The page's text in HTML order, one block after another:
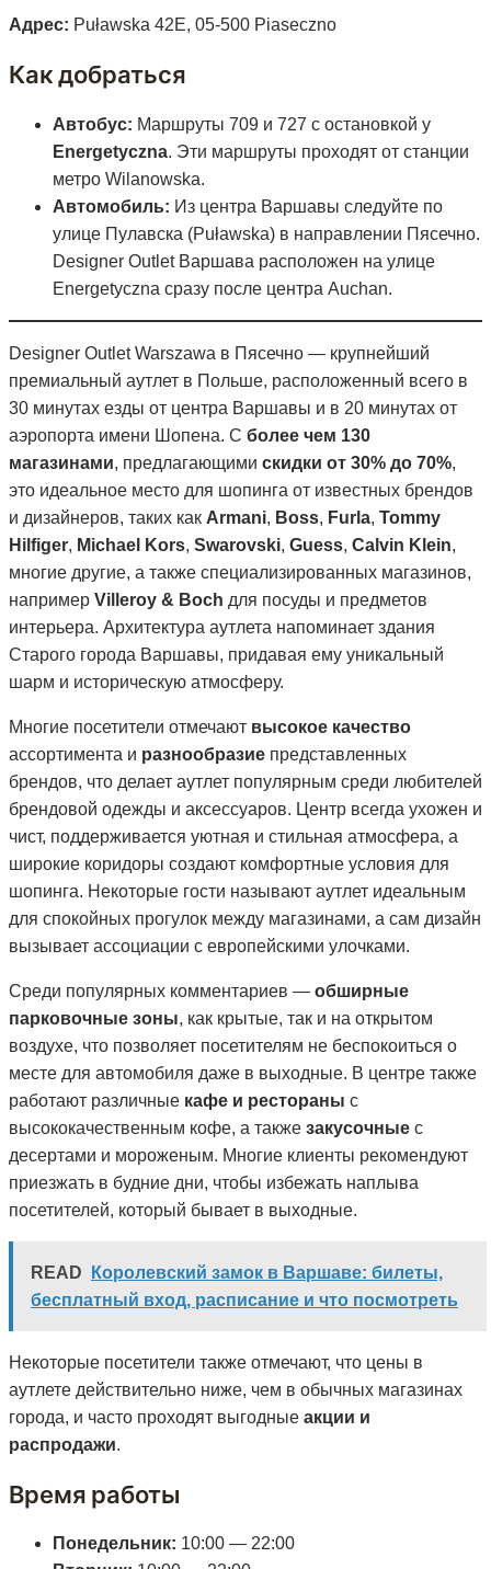
Адрес: Puławska 42E, 05-500 Piaseczno
Как добраться
Автобус: Маршруты 709 и 727 с остановкой у
Energetyczna. Эти маршруты проходят от станции
метро Wilanowska.
Автомобиль: Из центра Варшавы следуйте по
улице Пулавска (Puławska) в направлении Пясечно.
Designer Outlet Варшава расположен на улице
Energetyczna сразу после центра Auchan.
Designer Outlet Warszawa в Пясечно — крупнейший
премиальный аутлет в Польше, расположенный всего в
30 минутах езды от центра Варшавы и в 20 минутах от
аэропорта имени Шопена. С более чем 130
магазинами, предлагающими скидки от 30% до 70%,
это идеальное место для шопинга от известных брендов
и дизайнеров, таких как Armani, Boss, Furla, Tommy
Hilfiger, Michael Kors, Swarovski, Guess, Calvin Klein,
многие другие, а также специализированных магазинов,
например Villeroy & Boch для посуды и предметов
интерьера. Архитектура аутлета напоминает здания
Старого города Варшавы, придавая ему уникальный
шарм и историческую атмосферу.
Многие посетители отмечают высокое качество
ассортимента и разнообразие представленных
брендов, что делает аутлет популярным среди любителей
брендовой одежды и аксессуаров. Центр всегда ухожен и
чист, поддерживается уютная и стильная атмосфера, а
широкие коридоры создают комфортные условия для
шопинга. Некоторые гости называют аутлет идеальным
для спокойных прогулок между магазинами, а сам дизайн
вызывает ассоциации с европейскими улочками.
Среди популярных комментариев — обширные
парковочные зоны, как крытые, так и на открытом
воздухе, что позволяет посетителям не беспокоиться о
месте для автомобиля даже в выходные. В центре также
работают различные кафе и рестораны с
высококачественным кофе, а также закусочные с
десертами и мороженым. Многие клиенты рекомендуют
приезжать в будние дни, чтобы избежать наплыва
посетителей, который бывает в выходные.
READ
Королевский замок в Варшаве: билеты,
бесплатный вход, расписание и что посмотреть
Некоторые посетители также отмечают, что цены в
аутлете действительно ниже, чем в обычных магазинах
города, и часто проходят выгодные акции и
распродажи.
Время работы
Понедельник: 10:00 — 22:00